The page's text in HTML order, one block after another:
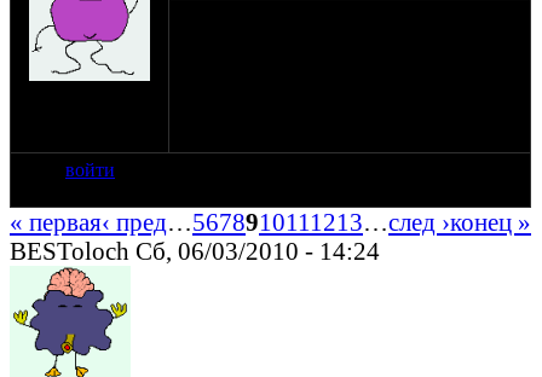
войти
« первая‹ пред…567891011 1213…след ›конец »
BESToloch Сб, 06/03/2010 - 14:24